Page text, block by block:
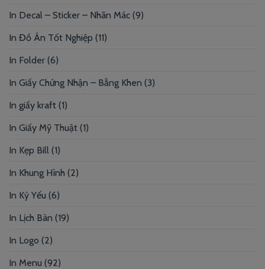
In Decal – Sticker – Nhãn Mác (9)
In Đồ Án Tốt Nghiệp (11)
In Folder (6)
In Giấy Chứng Nhận – Bằng Khen (3)
In giấy kraft (1)
In Giấy Mỹ Thuật (1)
In Kẹp Bill (1)
In Khung Hình (2)
In Kỷ Yếu (6)
In Lịch Bàn (19)
In Logo (2)
In Menu (92)